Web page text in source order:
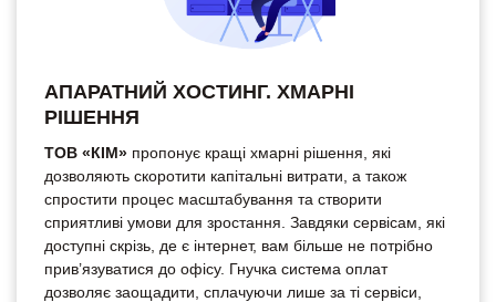
АПАРАТНИЙ ХОСТИНГ. ХМАРНІ
РІШЕННЯ
ТОВ «КІМ» пропонує кращі хмарні рішення, які
дозволяють скоротити капітальні витрати, а також
спростити процес масштабування та створити
сприятливі умови для зростання. Завдяки сервісам, які
доступні скрізь, де є інтернет, вам більше не потрібно
прив’язуватися до офісу. Гнучка система оплат
дозволяє заощадити, сплачуючи лише за ті сервіси,